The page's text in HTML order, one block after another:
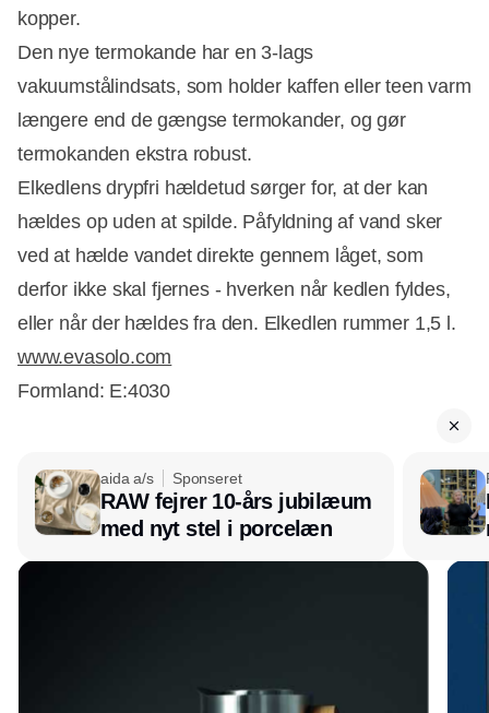
kopper.
Den nye termokande har en 3-lags
vakuumstålindsats, som holder kaffen eller teen varm
længere end de gængse termokander, og gør
termokanden ekstra robust.
Elkedlens drypfri hældetud sørger for, at der kan
hældes op uden at spilde. Påfyldning af vand sker
ved at hælde vandet direkte gennem låget, som
derfor ikke skal fjernes - hverken når kedlen fyldes,
eller når der hældes fra den. Elkedlen rummer 1,5 l.
www.evasolo.com
Formland: E:4030
aida a/s Sponseret
RAW fejrer 10-års jubilæum
med nyt stel i porcelæn